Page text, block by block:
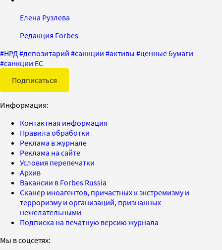
Елена Рузлева
Редакция Forbes
#НРД#депозитарий #санкции #активы #ценные бумаги
#санкции ЕС
Подписаться
Информация:
Контактная информация
Правила обработки
Реклама в журнале
Реклама на сайте
Условия перепечатки
Архив
Вакансии в Forbes Russia
Сканер иноагентов, причастных к экстремизму и
терроризму и организаций, признанных
нежелательными
Подписка на печатную версию журнала
Мы в соцсетях: